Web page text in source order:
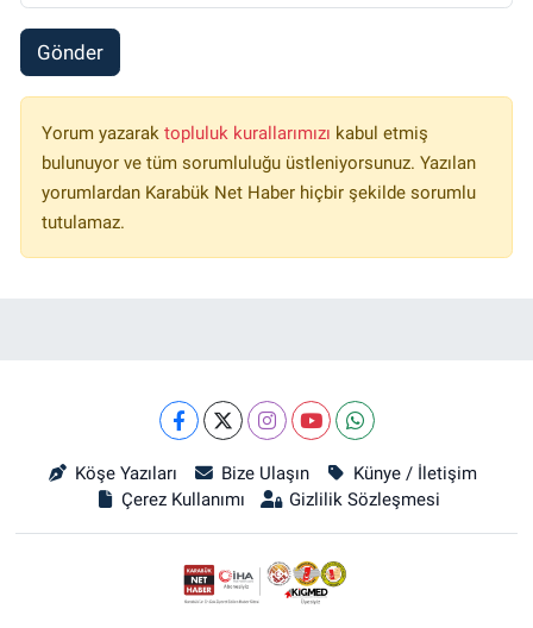
Gönder
Yorum yazarak topluluk kurallarımızı kabul etmiş
bulunuyor ve tüm sorumluluğu üstleniyorsunuz. Yazılan
yorumlardan Karabük Net Haber hiçbir şekilde sorumlu
tutulamaz.
Köşe Yazıları Bize Ulaşın
Künye / İletişim
Çerez Kullanımı
Gizlilik Sözleşmesi